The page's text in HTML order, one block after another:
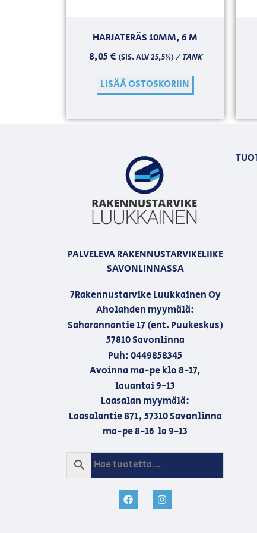
HARJATERÄS 10MM, 6 M
8,05€ (SIS. ALV 25,5%)/ TANK
LISÄÄ OSTOSKORIIN
PALVELEVA RAKENNUSTARVIKELIIKE
SAVONLINNASSA
7Rakennustarvike Luukkainen Oy
Aholahden myymälä:
Saharannantie 17 (ent. Puukeskus)
57810 Savonlinna
Puh: 0449858345
Avoinna ma-pe klo 8-17,
lauantai 9-13
Laasalan myymälä:
Laasalantie 871, 57310 Savonlinna
ma-pe 8-16 la 9-13